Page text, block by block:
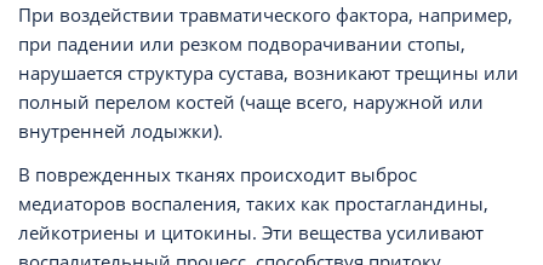
При воздействии травматического фактора, например,
при падении или резком подворачивании стопы,
нарушается структура сустава, возникают трещины или
полный перелом костей (чаще всего, наружной или
внутренней лодыжки).
В поврежденных тканях происходит выброс
медиаторов воспаления, таких как простагландины,
лейкотриены и цитокины. Эти вещества усиливают